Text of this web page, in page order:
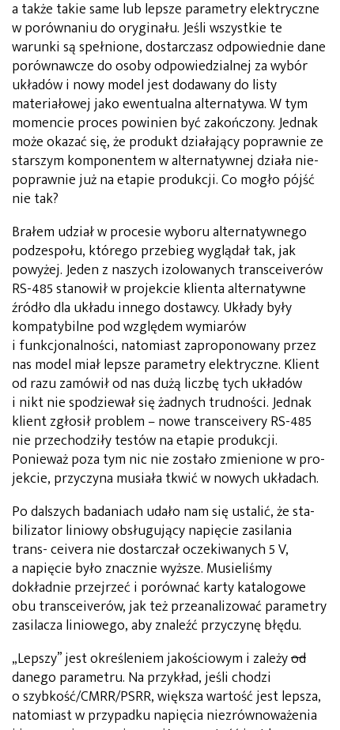
a także takie same lub lepsze parametry elek­tryczne
w porównaniu do oryginału. Jeśli wszystkie te
warunki są spełnione, dostarczasz odpowiednie dane
porównawcze do osoby odpowiedzialnej za wybór
układów i nowy model jest dodawany do li­sty
materiałowej jako ewentualna alternatywa. W tym
momencie proces powinien być zakończony. Jednak
może okazać się, że produkt działający poprawnie ze
starszym komponentem w alternatywnej działa nie­
poprawnie już na etapie produkcji. Co mogło pójść
nie tak?
Brałem udział w procesie wyboru alternatywnego
podzespołu, którego prze­bieg wyglądał tak, jak
powyżej. Jeden z naszych izo­lowanych transceiverów
RS-485 stanowił w projekcie klienta alternatywne
źródło dla układu innego dostawcy. Układy były
kompatybilne pod względem wymia­rów
i funkcjonalności, natomiast zaproponowany przez
nas model miał lepsze parametry elektrycz­ne. Klient
od razu zamówił od nas dużą liczbę tych układów
i nikt nie spodziewał się żadnych trudności. Jednak
klient zgłosił problem – nowe transceivery RS-485
nie przechodziły testów na etapie produkcji.
Ponieważ poza tym nic nie zostało zmienione w pro­
jekcie, przyczyna musiała tkwić w nowych układach.
Po dalszych badaniach udało nam się ustalić, że sta­
bilizator liniowy obsługujący napięcie zasilania
trans- ceivera nie dostarczał oczekiwanych 5 V,
a napięcie było znacznie wyższe. Musieliśmy
dokładnie przej­rzeć i porównać karty katalogowe
obu transceiverów, jak też przeanalizować parametry
zasilacza liniowe­go, aby znaleźć przyczynę błędu.
„Lepszy” jest określeniem jakościowym i zależyod
danego parametru. Na przykład, jeśli chodzi
o szybkość/CMRR/PSRR, większa wartość jest lepsza,
natomiast w przypadku napięcia niezrównoważenia